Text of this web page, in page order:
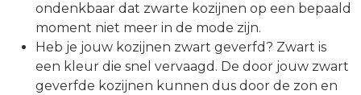
ondenkbaar dat zwarte kozijnen op een bepaald
moment niet meer in de mode zijn.
Heb je jouw kozijnen zwart geverfd? Zwart is
een kleur die snel vervaagd. De door jouw zwart
geverfde kozijnen kunnen dus door de zon en